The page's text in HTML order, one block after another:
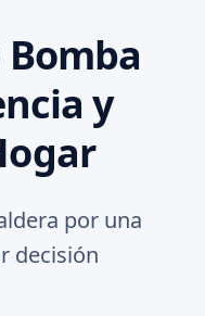
y
por una
decisión